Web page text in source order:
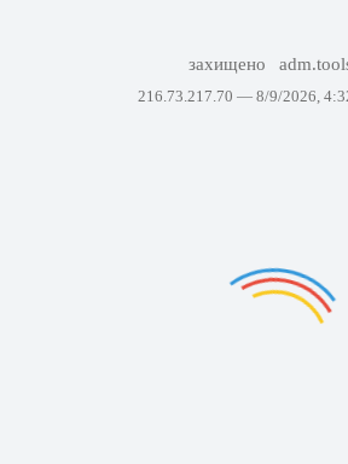
захищено
216.73.217.70 — 8/9/2026,